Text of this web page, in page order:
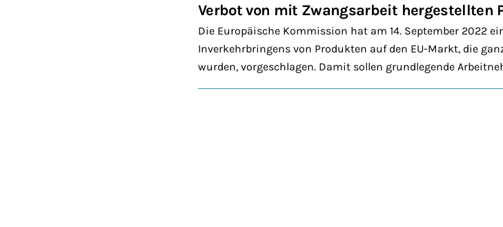
Verbot von mit Zwangsarbeit hergestellten
Die Europäische Kommission hat am 14. September 2022
Inverkehrbringens von Produkten auf den EU-Markt, die
wurden, vorgeschlagen. Damit sollen grundlegende